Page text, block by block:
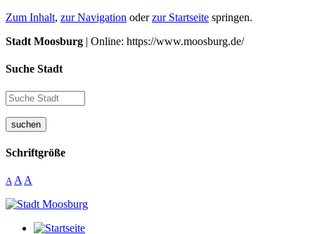
Zum Inhalt, zur Navigation oderzur Startseite springen.
Stadt Moosburg | Online: https://www.moosburg.de/
Suche Stadt
suchen
Schriftgröße
A A A